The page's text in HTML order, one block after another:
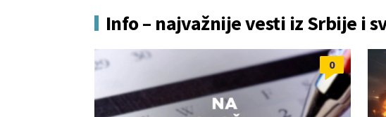
Info – najvažnije vesti iz Srbije i
0